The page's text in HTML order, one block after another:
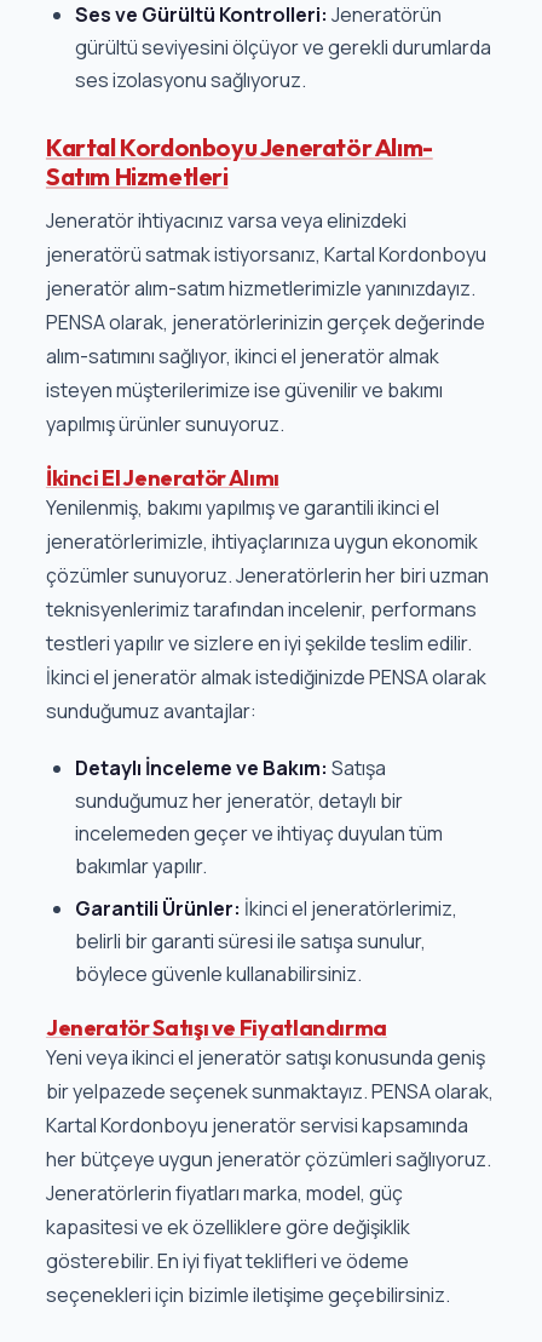
Ses ve Gürültü Kontrolleri: Jeneratörün
gürültü seviyesini ölçüyor ve gerekli durumlarda
ses izolasyonu sağlıyoruz.
Kartal Kordonboyu Jeneratör Alım-
Satım Hizmetleri
Jeneratör ihtiyacınız varsa veya elinizdeki
jeneratörü satmak istiyorsanız, Kartal Kordonboyu
jeneratör alım-satım hizmetlerimizle yanınızdayız.
PENSA olarak, jeneratörlerinizin gerçek değerinde
alım-satımını sağlıyor, ikinci el jeneratör almak
isteyen müşterilerimize ise güvenilir ve bakımı
yapılmış ürünler sunuyoruz.
İkinci El Jeneratör Alımı
Yenilenmiş, bakımı yapılmış ve garantili ikinci el
jeneratörlerimizle, ihtiyaçlarınıza uygun ekonomik
çözümler sunuyoruz. Jeneratörlerin her biri uzman
teknisyenlerimiz tarafından incelenir, performans
testleri yapılır ve sizlere en iyi şekilde teslim edilir.
İkinci el jeneratör almak istediğinizde PENSA olarak
sunduğumuz avantajlar:
Detaylı İnceleme ve Bakım: Satışa
sunduğumuz her jeneratör, detaylı bir
incelemeden geçer ve ihtiyaç duyulan tüm
bakımlar yapılır.
Garantili Ürünler: İkinci el jeneratörlerimiz,
belirli bir garanti süresi ile satışa sunulur,
böylece güvenle kullanabilirsiniz.
Jeneratör Satışı ve Fiyatlandırma
Yeni veya ikinci el jeneratör satışı konusunda geniş
bir yelpazede seçenek sunmaktayız. PENSA olarak,
Kartal Kordonboyu jeneratör servisi kapsamında
her bütçeye uygun jeneratör çözümleri sağlıyoruz.
Jeneratörlerin fiyatları marka, model, güç
kapasitesi ve ek özelliklere göre değişiklik
gösterebilir. En iyi fiyat teklifleri ve ödeme
seçenekleri için bizimle iletişime geçebilirsiniz.